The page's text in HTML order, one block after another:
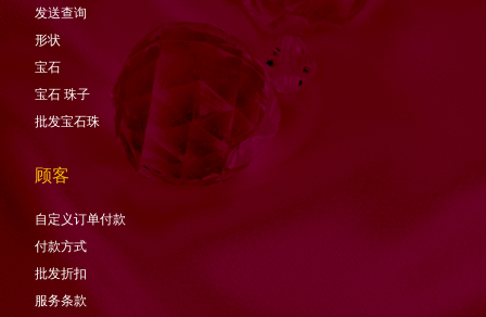
发送查询
形状
宝石
宝石 珠子
批发宝石珠
顾客
自定义订单付款
付款方式
批发折扣
服务条款